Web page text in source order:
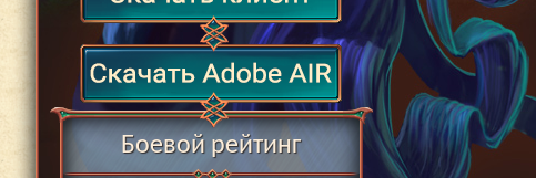
Боевой рейтинг